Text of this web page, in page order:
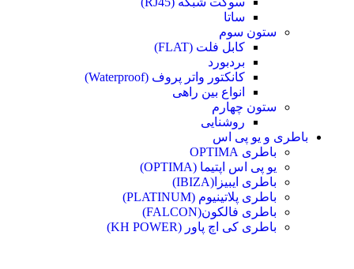
ساتا
ستون سوم
کابل فلت (FLAT)
بردبورد
کانکتور واتر پروف (Waterproof)
انواع بین راهی
ستون چهارم
روشنایی
باطری و یو پی اس
باطری OPTIMA
یو پی اس اپتیما (OPTIMA)
باطری ایبیزا(IBIZA)
باطری پلاتینیوم (PLATINUM)
باطری فالکون(FALCON)
باطری کی اچ پاور (KH POWER)